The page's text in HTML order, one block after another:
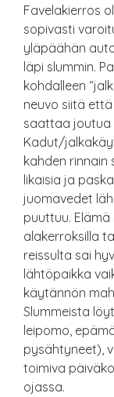
Favelakierros
sopivasti
yläpäähän
läpi slummin.
kohdalleen
neuvo siitä
saattaa joutua
Kadut/
kahden rinnain
likaisia ja
juomavedet
puuttuu.
alakerroksilla
reissulta sai
lähtöpaikka
käytännön
Slummeista
leipomo,
pysähtyneet),
toimiva
ojassa.